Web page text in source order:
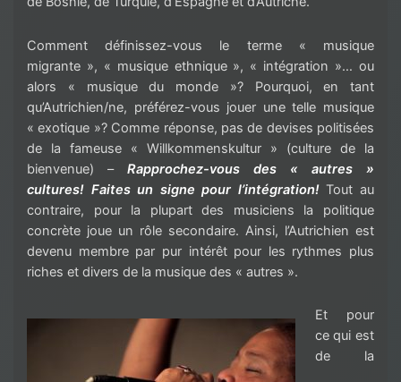
Comment définissez-vous le terme « musique
migrante », « musique ethnique », « intégration »… ou
alors « musique du monde »? Pourquoi, en tant
qu’Autrichien/ne, préférez-vous jouer une telle musique
« exotique »? Comme réponse, pas de devises politisées
de la fameuse « Willkommenskultur » (culture de la
bienvenue) – Rapprochez-vous des « autres »
cultures! Faites un signe pour l’intégration!Tout au
contraire, pour la plupart des musiciens la politique
concrète joue un rôle secondaire. Ainsi, l’Autrichien est
devenu membre par pur intérêt pour les rythmes plus
riches et divers de la musique des « autres ».
Et pour
ce qui est
de la